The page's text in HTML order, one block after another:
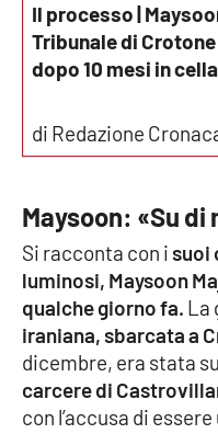
Good Morning
Leggendo Alvaro
Imprese Di Calabria
Le perfidie di
Venti di
STREAMING
Il processo |
Tribunale di
dopo 10 mesi in cella
di Redazione
Maysoon: «Su
Si racconta con isuoi
luminosi, Maysoon
qualche giorno fa. La
iraniana, sbarcata a
dicembre, era stata
carcere di
con l’accusa di